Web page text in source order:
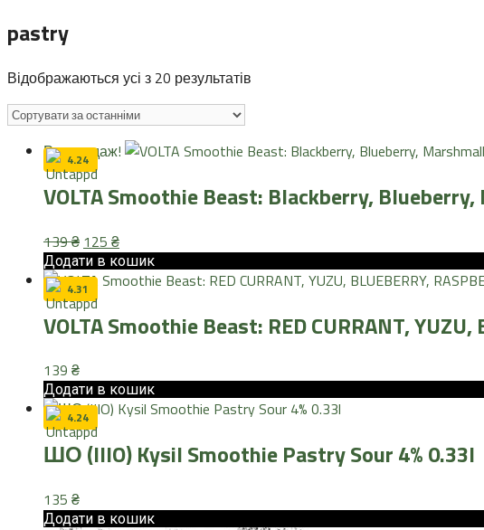
pastry
Відображаються усі з 20 результатів
Розпродаж!
4.24
VOLTA Smoothie Beast: Blackberry,
139₴ Оригінальна
ціна:
139 ₴.
125 ₴Поточна
ціна:
125 ₴.
Додати в кошик
4.31
VOLTA Smoothie Beast: RED CURRANT, YUZU,
139 ₴
Додати в кошик
4.24
ШО (IIIO) Kysil Smoothie Pastry Sour 4% 0.33l
135 ₴
Додати в кошик